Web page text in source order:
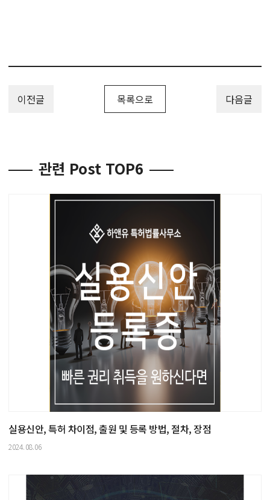
이전글 목록으로 다음글
관련 Post TOP6
실용신안, 특허 차이점, 출원 및 등록 방법, 절차, 장점
2024.08.06